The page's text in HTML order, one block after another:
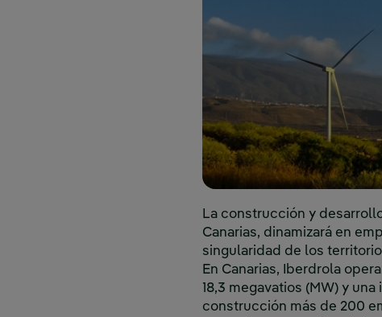
La construcción y
Canarias, dinamizará en
singularidad de los
En Canarias, Iberdrola
18,3 megavatios (MW) y
construcción más de 200